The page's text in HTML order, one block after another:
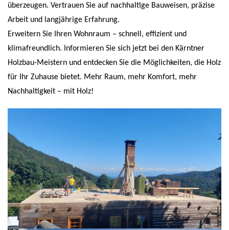
überzeugen. Vertrauen Sie auf nachhaltige Bauweisen, präzise
Arbeit und langjährige Erfahrung.
Erweitern Sie Ihren Wohnraum – schnell, effizient und
klimafreundlich. Informieren Sie sich jetzt bei den Kärntner
Holzbau-Meistern und entdecken Sie die Möglichkeiten, die Holz
für Ihr Zuhause bietet. Mehr Raum, mehr Komfort, mehr
Nachhaltigkeit – mit Holz!